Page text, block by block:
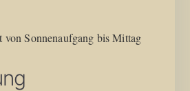
von Sonnenaufgang bis Mittag